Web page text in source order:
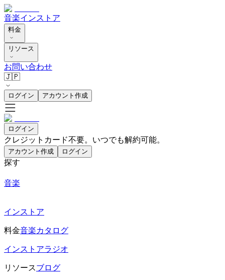
音楽インストア
料金
リソース
お問い合わせ
🇯🇵
ログイン アカウント作成
ログイン
クレジットカード不要。いつでも解約可能。
アカウント作成 ログイン
探す
音楽
インストア
料金音楽カタログ
インストアラジオ
リソースブログ